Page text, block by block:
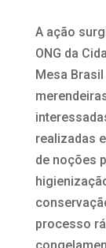
A ação
ONG da
Mesa
realizadas
de noções
processo